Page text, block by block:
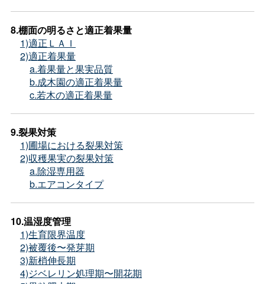
8.棚面の明るさと適正着果量
1)適正ＬＡＩ
2)適正着果量
a.着果量と果実品質
b.成木園の適正着果量
c.若木の適正着果量
9.裂果対策
1)圃場における裂果対策
2)収穫果実の裂果対策
a.除湿専用器
b.エアコンタイプ
10.温湿度管理
1)生育限界温度
2)被覆後〜発芽期
3)新梢伸長期
4)ジベレリン処理期〜開花期